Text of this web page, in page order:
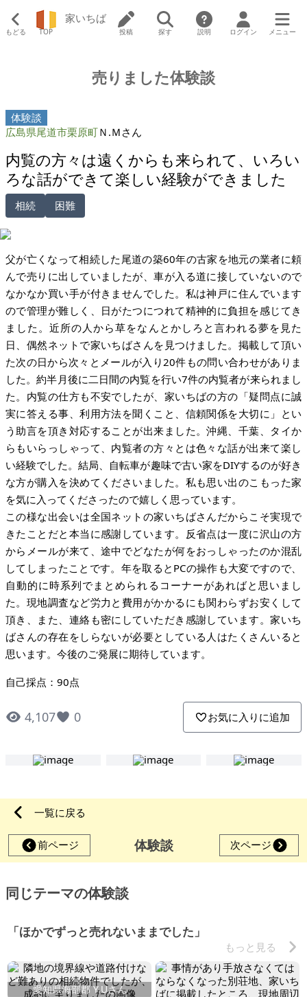
もどる TOP
家いちば
投稿 探す 説明 ログイン メニュー
売りました体験談
体験談
広島県尾道市栗原町Ｎ.Ｍさん
内覧の方々は遠くからも来られて、いろい
ろな話ができて楽しい経験ができました
相続 困難
父が亡くなって相続した尾道の築60年の古家を地元の業者に頼
んで売りに出していましたが、車が入る道に接していないので
なかなか買い手が付きませんでした。私は神戸に住んでいます
ので管理が難しく、日がたつにつれて精神的に負担を感じてき
ました。近所の人から草をなんとかしろと言われる夢を見た
日、偶然ネットで家いちばさんを見つけました。掲載して頂い
た次の日から次々とメールが入り20件もの問い合わせがありま
した。約半月後に二日間の内覧を行い7件の内覧者が来られまし
た。内覧の仕方も不安でしたが、家いちばの方の「疑問点に誠
実に答える事、利用方法を聞くこと、信頼関係を大切に」とい
う助言を頂き対応することが出来ました。沖縄、千葉、タイか
らもいらっしゃって、内覧者の方々とは色々な話が出来て楽し
い経験でした。結局、自転車が趣味で古い家をDIYするのが好き
な方が購入を決めてくださいました。私も思い出のこもった家
を気に入ってくださったので嬉しく思っています。
この様な出会いは全国ネットの家いちばさんだからこそ実現で
きたことだと本当に感謝しています。反省点は一度に沢山の方
からメールが来て、途中でどなたが何をおっしゃったのか混乱
してしまったことです。年を取るとPCの操作も大変ですので、
自動的に時系列でまとめられるコーナーがあればと思いまし
た。現地調査など労力と費用がかかるにも関わらずお安くして
頂き、また、連絡も密にしていただき感謝しています。家いち
ばさんの存在をしらないが必要としている人はたくさんいると
思います。今後のご発展に期待しています。
自己採点：90点
4,107 0 お気に入りに追加
一覧に戻る
前ページ 体験談 次ページ
同じテーマの体験談
「ほかでずっと売れないままでした」
もっと見る
愛知県海部郡 Y.Uさん